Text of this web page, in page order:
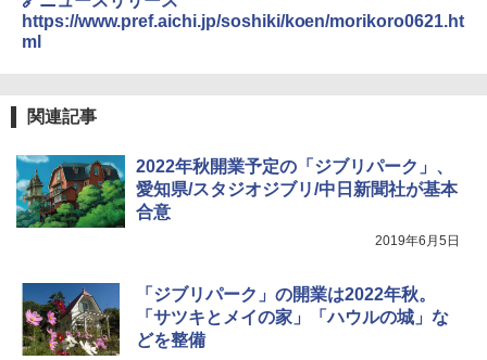
ァキア 2026～2027 地球の歩き方A ヨーロッ
パ
￥1,540
￥5,999
￥9,990
[キャンパーズコレクション 山善] 傘みたいに
イドプラス ブラックコーティング フルクロ
ーズ メッシュ 5人用 簡単設置 ポップアップ
テント PATCW-200B エクルベージュ
送
￥680
着替えテント トイレテント 透けない【換気
コンパクト iimono117 (ブルー)
￥3,180
https://www.pref.aichi.jp/soshiki/koen/morikoro0621.ht
ml
関連記事
2022年秋開業予定の「ジブリパーク」、
愛知県/スタジオジブリ/中日新聞社が基本
合意
2019年6月5日
「ジブリパーク」の開業は2022年秋。
「サツキとメイの家」「ハウルの城」な
どを整備